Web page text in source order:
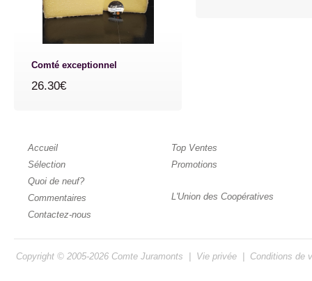
Comté exceptionnel
26.30€
Accueil
Sélection
Quoi de neuf?
Commentaires
Contactez-nous
Top Ventes
Promotions
L'Union des Coopératives
Copyright © 2005-2026 Comte Juramonts Vie privée Conditions de